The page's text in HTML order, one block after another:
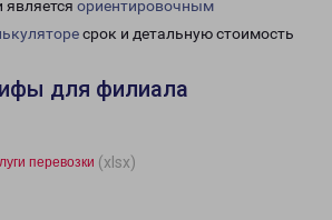
ориентировочным
срок и детальную стоимость
для филиала
перевозки (xlsx)